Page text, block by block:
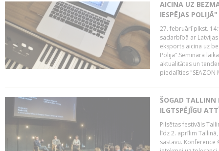
AICINA UZ
IESPĒJAS POLIJĀ"
27. februārī plkst.
sadarbībā ar
eksports aicina uz
Polijā".Semināra
aktualitātes un
piedalīties "SEAZON
ŠOGAD TALLINN
ILGTSPĒJĪGU
Pilsētas festivāls
līdz 2. aprīlim
sastāvu.